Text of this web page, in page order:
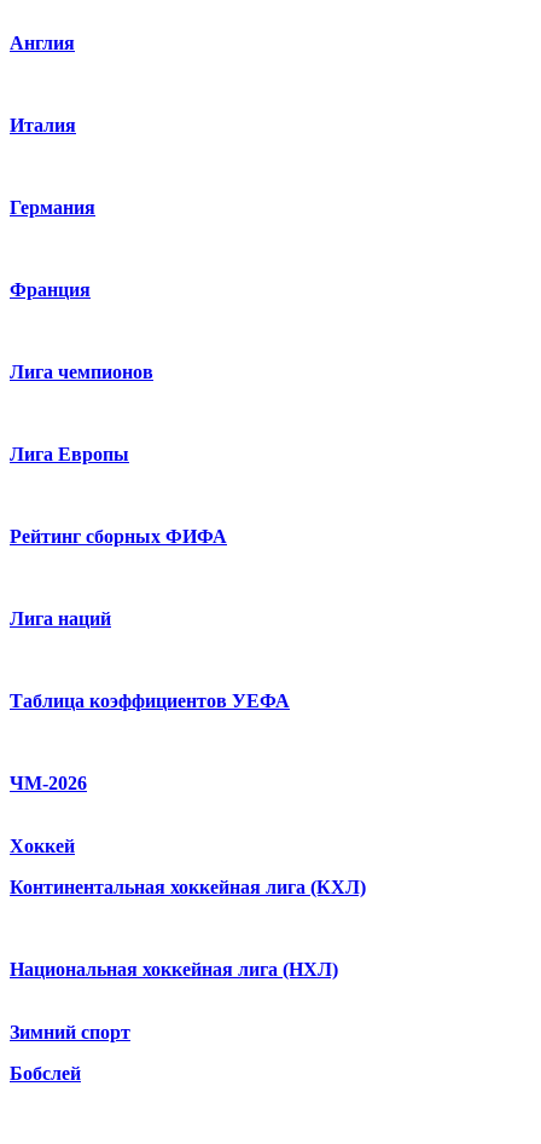
Англия
Италия
Германия
Франция
Лига чемпионов
Лига Европы
Рейтинг сборных ФИФА
Лига наций
Таблица коэффициентов УЕФА
ЧМ-2026
Хоккей
Континентальная хоккейная лига (КХЛ)
Национальная хоккейная лига (НХЛ)
Зимний спорт
Бобслей